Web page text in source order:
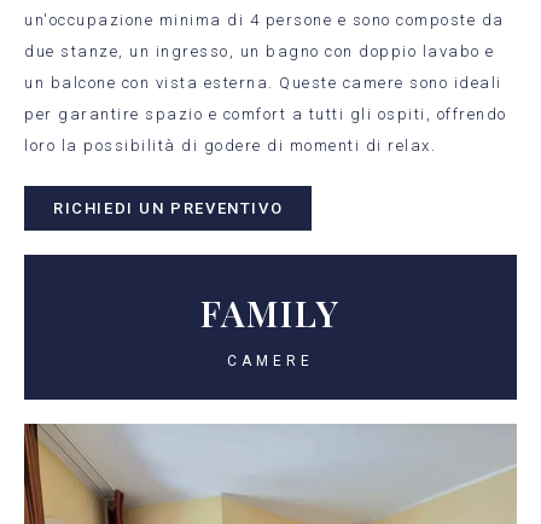
un'occupazione minima di 4 persone e sono composte da
due stanze, un ingresso, un bagno con doppio lavabo e
un balcone con vista esterna. Queste camere sono ideali
per garantire spazio e comfort a tutti gli ospiti, offrendo
loro la possibilità di godere di momenti di relax.
RICHIEDI UN PREVENTIVO
FAMILY
CAMERE